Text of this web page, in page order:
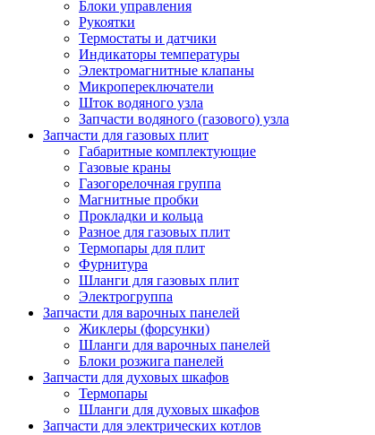
Блоки управления
Рукоятки
Термостаты и датчики
Индикаторы температуры
Электромагнитные клапаны
Микропереключатели
Шток водяного узла
Запчасти водяного (газового) узла
Запчасти для газовых плит
Габаритные комплектующие
Газовые краны
Газогорелочная группа
Магнитные пробки
Прокладки и кольца
Разное для газовых плит
Термопары для плит
Фурнитура
Шланги для газовых плит
Электрогруппа
Запчасти для варочных панелей
Жиклеры (форсунки)
Шланги для варочных панелей
Блоки розжига панелей
Запчасти для духовых шкафов
Термопары
Шланги для духовых шкафов
Запчасти для электрических котлов